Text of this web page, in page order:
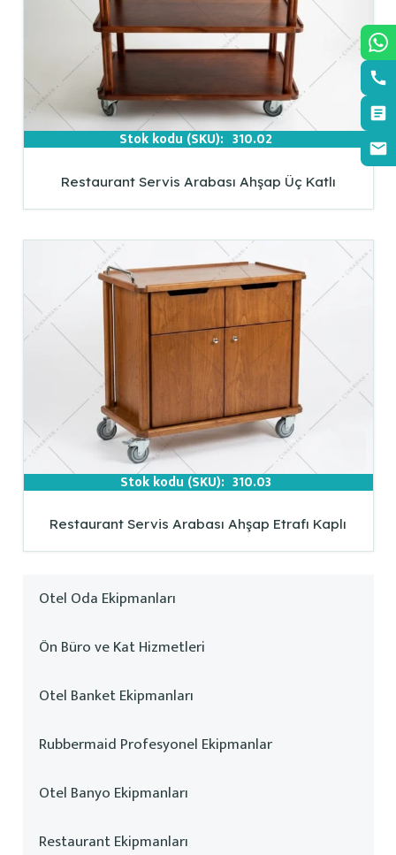
Stok kodu (SKU): 310.02
Restaurant Servis Arabası Ahşap Üç Katlı
Stok kodu (SKU): 310.03
Restaurant Servis Arabası Ahşap Etrafı Kaplı
Otel Oda Ekipmanları
Ön Büro ve Kat Hizmetleri
Otel Banket Ekipmanları
Rubbermaid Profesyonel Ekipmanlar
Otel Banyo Ekipmanları
Restaurant Ekipmanları